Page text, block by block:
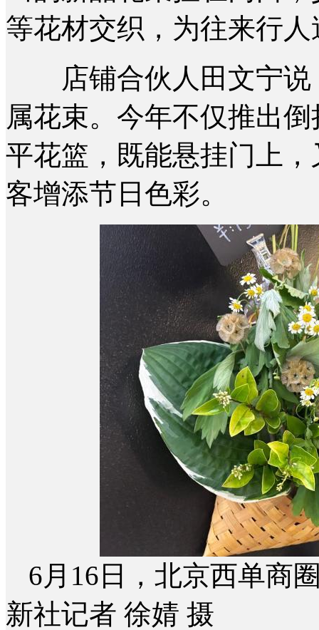
等花材交织，为往来行
店铺合伙人田文宁说
属花束。今年不仅推出
平花篮，既能悬挂门上
客增添节日色彩。
6月16日，北京西单商
新社记者 徐婧 摄